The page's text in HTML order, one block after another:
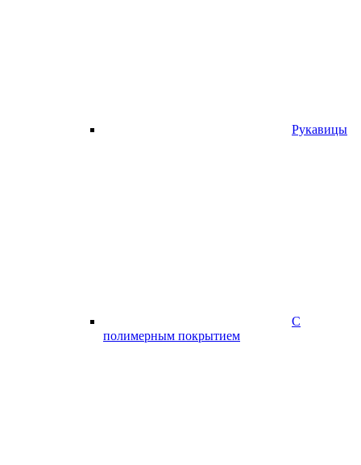
Рукавицы
С
полимерным покрытием